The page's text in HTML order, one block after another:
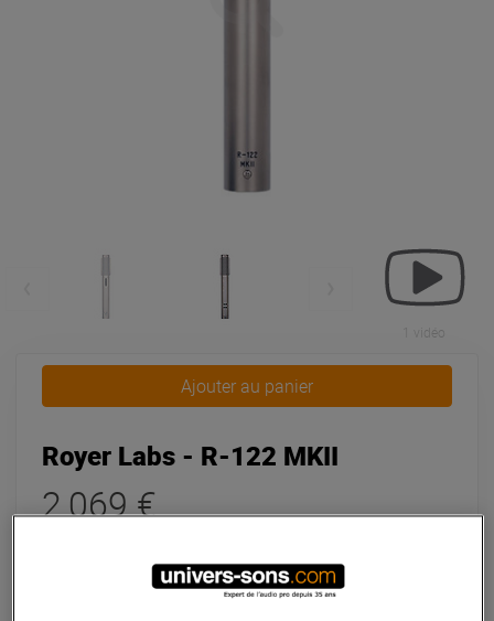
1 vidéo
Ajouter au panier
Royer Labs - R-122 MKII
2 069 €